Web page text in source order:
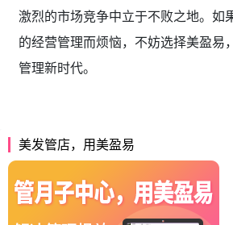
激烈的市场竞争中立于不败之地。如
的经营管理而烦恼，不妨选择美盈易
管理新时代。
美发管店，用美盈易